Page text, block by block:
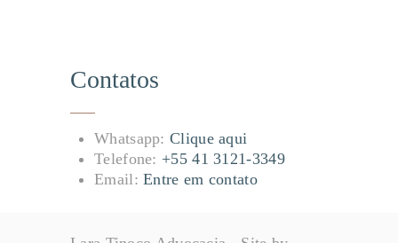
Contatos
Whatsapp:Clique aqui
Telefone: +55 41 3121-3349
Email:Entre em contato